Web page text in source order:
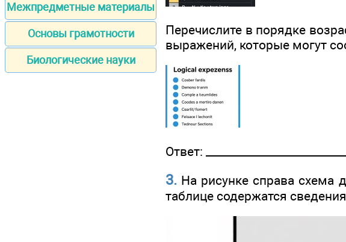
Межпредметные материалы
Основы грамотности
Биологические науки
Перечислите в порядке
выражений, которые могут
Ответ:
3. На рисунке справа схема
таблице содержатся